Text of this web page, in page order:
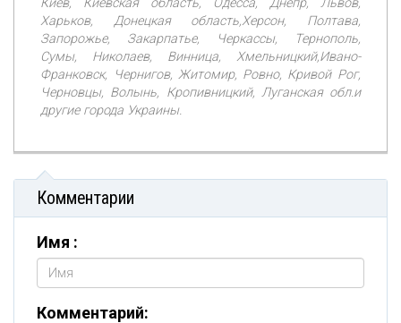
Киев, Киевская область, Одесса, Днепр, Львов,
Харьков, Донецкая область,Херсон, Полтава,
Запорожье, Закарпатье, Черкассы, Тернополь,
Сумы, Николаев, Винница, Хмельницкий,Ивано-
Франковск, Чернигов, Житомир, Ровно, Кривой Рог,
Черновцы, Волынь, Кропивницкий, Луганская обл.и
другие города Украины.
Комментарии
Имя :
Комментарий: